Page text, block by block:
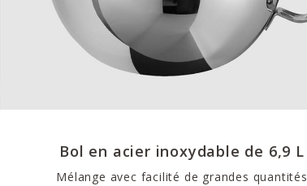
Bol en acier inoxydable de 6,9 L
Mélange avec facilité de grandes quantités